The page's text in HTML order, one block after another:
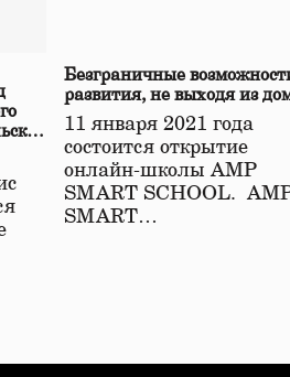
Безграничные
развития, не выходя из
11 января 2021 года
состоится открытие
онлайн-школы АМР
SMART SCHOOL.
SMART…